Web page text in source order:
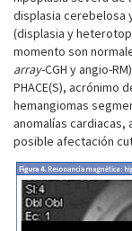
displasia cerebelosa
(displasia y
momento son
array-CGH y angio-
PHACE(S), acrónimo
hemangiomas
anomalías cardiacas,
posible afectación